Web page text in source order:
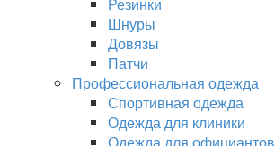
Шнуры
Довязы
Патчи
Профессиональная одежда
Спортивная одежда
Одежда для клиники